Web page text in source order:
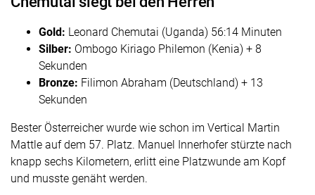
Gold: Leonard Chemutai (Uganda) 56:14 Minuten
Silber: Ombogo Kiriago Philemon (Kenia) + 8
Sekunden
Bronze: Filimon Abraham (Deutschland) + 13
Sekunden
Bester Österreicher wurde wie schon im Vertical Martin
Mattle auf dem 57. Platz. Manuel Innerhofer stürzte nach
knapp sechs Kilometern, erlitt eine Platzwunde am Kopf
und musste genäht werden.